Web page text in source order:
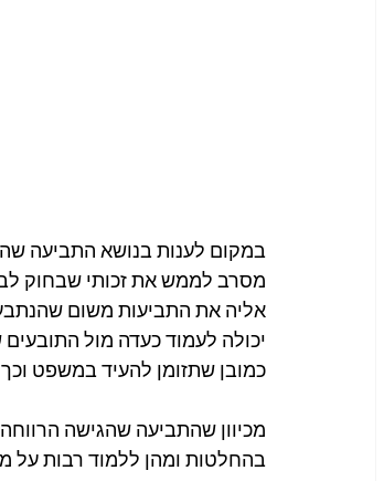
במקום לענות בנושא התביעה
מסרב לממש את זכותי שבחוק
אליה את התביעות משום
יכולה לעמוד כעדה מול
כמובן שתזומן להעיד במשפט
מכיוון שהתביעה שהגישה
בהחלטות ומהן ללמוד רבות על